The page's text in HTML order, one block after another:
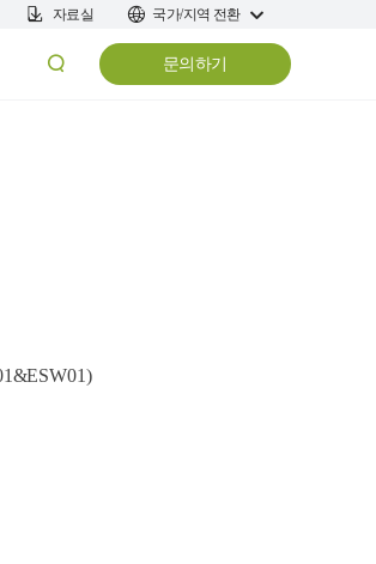
자료실 국가/지역 전환
문의하기